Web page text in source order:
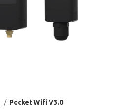
Pocket Wifi V3.0